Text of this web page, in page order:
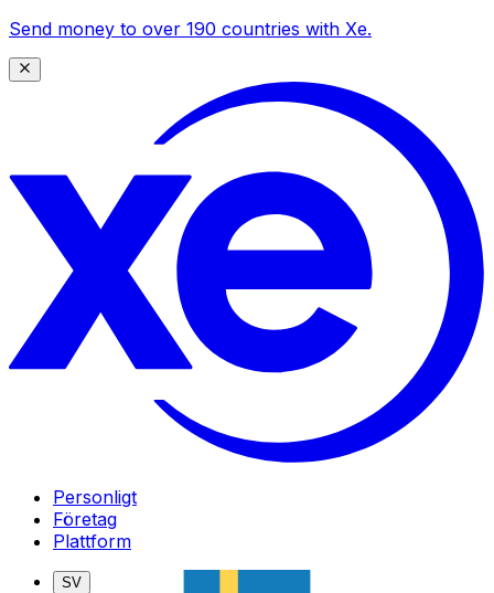
Send money to over 190 countries with Xe.
Personligt
Företag
Plattform
SV